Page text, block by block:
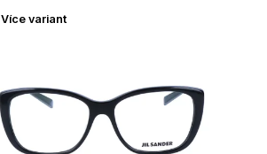
Více variant